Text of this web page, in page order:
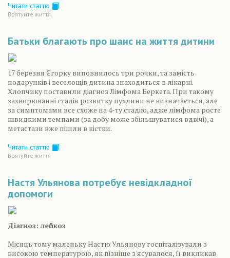
Читати статтю
Врятуйте життя
Батьки благають про шанс на життя дитини
17 березня Єгорку виповнилось три рочки, та замість
подарунків і веселощів дитина знаходиться в лікарні.
Хлопчику поставили діагноз Лімфома Беркета. При такому
захворюванні стадія розвитку пухлини не визначається, але
за симптомами все схоже на 4-ту стадію, адже лімфома росте
швидкими темпами (за добу може збільшуватися вдвічі), а
метастази вже пішли в кістки.
Читати статтю
Врятуйте життя
Настя Ульянова потребує невідкладної
допомоги
Діагноз: лейкоз
Місяць тому маленьку Настю Ульянову госпіталізували з
високою температурою, як пізніше з'ясувалося, її викликав